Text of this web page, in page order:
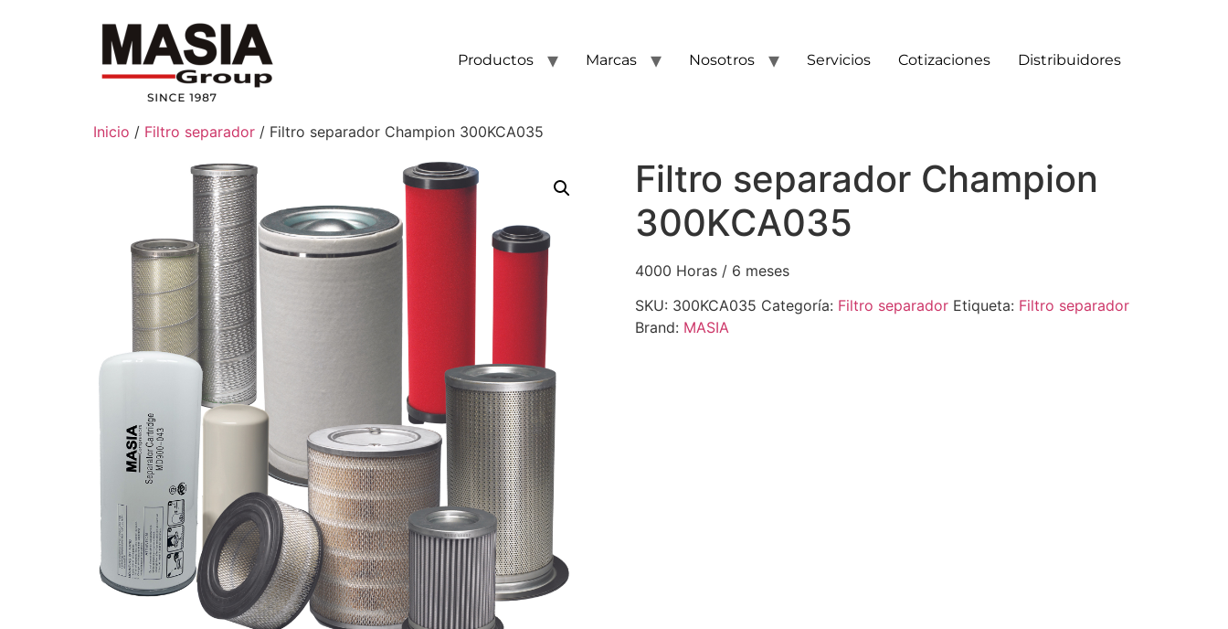
Productos Marcas Nosotros Servicios Cotizaciones Distribuidores
Inicio / Filtro separador / Filtro separador Champion 300KCA035
Filtro separador Champion
300KCA035
4000 Horas / 6 meses
SKU: 300KCA035 Categoría: Filtro separador Etiqueta: Filtro separador
Brand: MASIA